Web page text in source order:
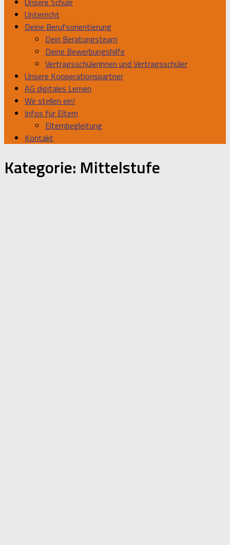
Unterricht
Deine Berufsorientierung
Dein Beratungsteam
Deine Bewerbungshilfe
Vertragsschülerinnen und Vertragsschüler
Unsere Kooperationspartner
AG digitales Lernen
Wir stellen ein!
Infos für Eltern
Elternbegleitung
Kontakt
Kategorie: Mittelstufe